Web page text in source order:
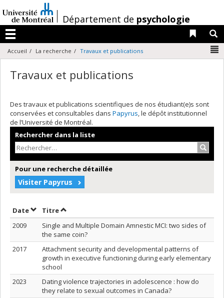
au
contenu
/Département de psychologie
Menu
Liens
Accueil La recherche Travaux et publications
Travaux et publications
Des travaux et publications scientifiques de nos étudiant(e)s sont
conservées et consultables dans Papyrus, le dépôt institutionnel
de l’Université de Montréal.
Rechercher dans la liste
Pour une recherche détaillée
Visiter Papyrus
DateTrier par date en ordre décroissant
TitreTrier par titre en ordre décroissant
2009
Single and Multiple Domain Amnestic MCI: two sides of
the same coin?
2017
Attachment security and developmental patterns of
growth in executive functioning during early elementary
school
2023
Dating violence trajectories in adolescence : how do
they relate to sexual outcomes in Canada?